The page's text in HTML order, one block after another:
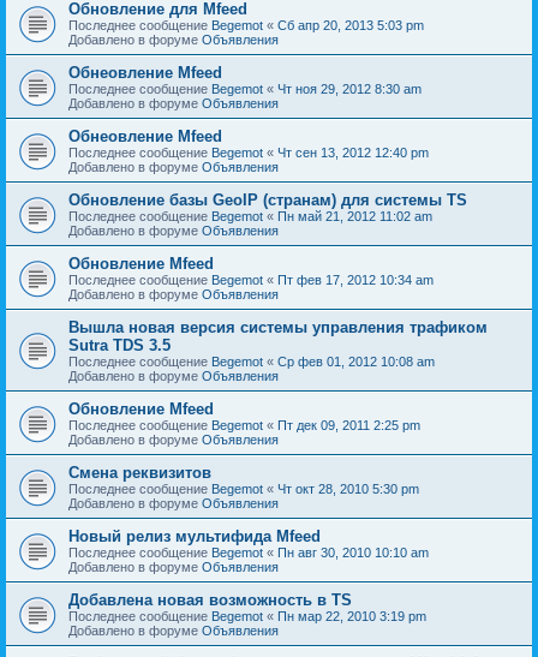
Обновление для Mfeed
Последнее сообщение Begemot « Сб апр 20, 2013 5:03 pm
Добавлено в форуме Объявления
Обнеовление Mfeed
Последнее сообщение Begemot « Чт ноя 29, 2012 8:30 am
Добавлено в форуме Объявления
Обнеовление Mfeed
Последнее сообщение Begemot « Чт сен 13, 2012 12:40 pm
Добавлено в форуме Объявления
Обновление базы GeoIP (странам) для системы TS
Последнее сообщение Begemot « Пн май 21, 2012 11:02 am
Добавлено в форуме Объявления
Обновление Mfeed
Последнее сообщение Begemot « Пт фев 17, 2012 10:34 am
Добавлено в форуме Объявления
Вышла новая версия системы управления трафиком
Sutra TDS 3.5
Последнее сообщение Begemot « Ср фев 01, 2012 10:08 am
Добавлено в форуме Объявления
Обновление Mfeed
Последнее сообщение Begemot « Пт дек 09, 2011 2:25 pm
Добавлено в форуме Объявления
Смена реквизитов
Последнее сообщение Begemot « Чт окт 28, 2010 5:30 pm
Добавлено в форуме Объявления
Новый релиз мультифида Mfeed
Последнее сообщение Begemot « Пн авг 30, 2010 10:10 am
Добавлено в форуме Объявления
Добавлена новая возможность в TS
Последнее сообщение Begemot « Пн мар 22, 2010 3:19 pm
Добавлено в форуме Объявления